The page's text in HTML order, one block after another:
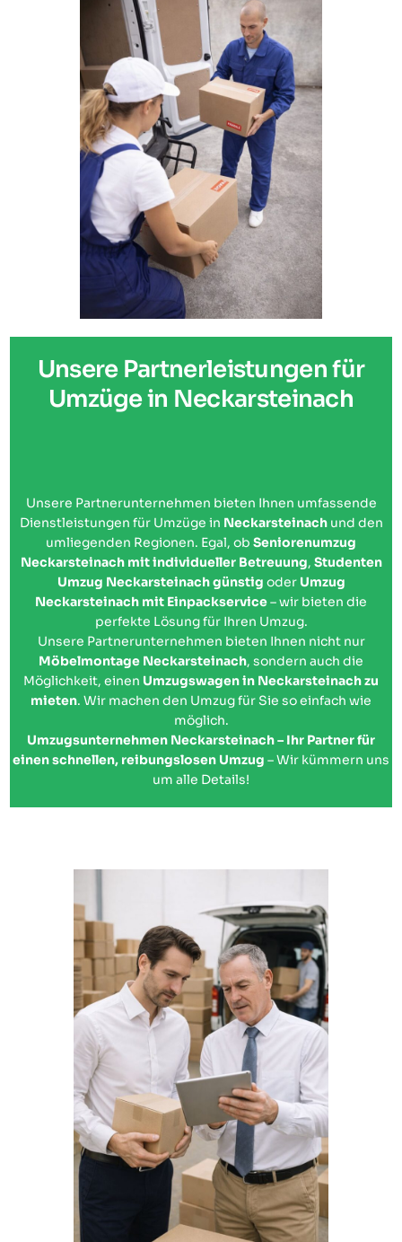
Unsere Partnerleistungen für
Umzüge in Neckarsteinach
Unsere Partnerunternehmen bieten Ihnen umfassende
Dienstleistungen für Umzüge in Neckarsteinachund den
umliegenden Regionen. Egal, ob Seniorenumzug
Neckarsteinach mit individueller Betreuung, Studenten
Umzug Neckarsteinach günstig oder Umzug
Neckarsteinach mit Einpackservice– wir bieten die
perfekte Lösung für Ihren Umzug.
Unsere Partnerunternehmen bieten Ihnen nicht nur
Möbelmontage Neckarsteinach, sondern auch die
Möglichkeit, einen Umzugswagen in Neckarsteinach zu
mieten. Wir machen den Umzug für Sie so einfach wie
möglich.
Umzugsunternehmen Neckarsteinach – Ihr Partner für
einen schnellen, reibungslosen Umzug – Wir kümmern uns
um alle Details!